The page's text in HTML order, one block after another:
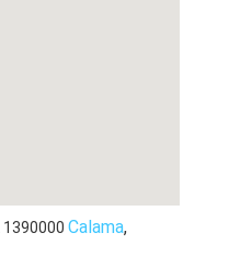
1390000 Calama,